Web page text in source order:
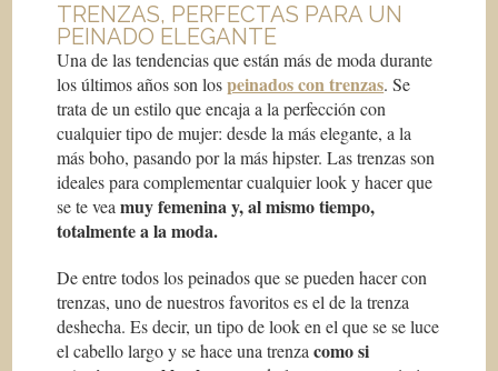
TRENZAS, PERFECTAS PARA UN
PEINADO ELEGANTE
Una de las tendencias que están más de moda durante
los últimos años son lospeinados con trenzas. Se
trata de un estilo que encaja a la perfección con
cualquier tipo de mujer: desde la más elegante, a la
más boho, pasando por la más hipster. Las trenzas son
ideales para complementar cualquier look y hacer que
se te veamuy femenina y, al mismo tiempo,
totalmente a la moda.
De entre todos los peinados que se pueden hacer con
trenzas, uno de nuestros favoritos es el de la trenza
deshecha. Es decir, un tipo de look en el que se se luce
el cabello largo y se hace una trenzacomo si